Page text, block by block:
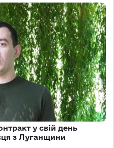
у свій день
з Луганщини